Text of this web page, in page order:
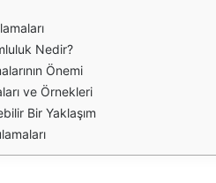
Nedir?
Önemi
ve Örnekleri
Bir Yaklaşım